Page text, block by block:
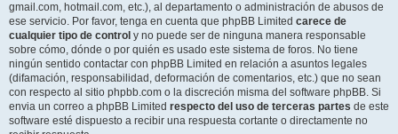
gmail.com, hotmail.com, etc.), al departamento o administración de abusos de
ese servicio. Por favor, tenga en cuenta que phpBB Limited carece de
cualquier tipo de control y no puede ser de ninguna manera responsable
sobre cómo, dónde o por quién es usado este sistema de foros. No tiene
ningún sentido contactar con phpBB Limited en relación a asuntos legales
(difamación, responsabilidad, deformación de comentarios, etc.) que no sean
con respecto al sitio phpbb.com o la discreción misma del software phpBB. Si
envia un correo a phpBB Limited respecto del uso de terceras partes de este
software esté dispuesto a recibir una respuesta cortante o directamente no